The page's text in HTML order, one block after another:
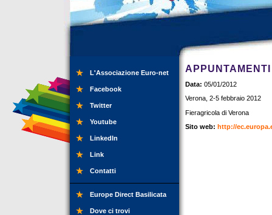
L'Associazione Euro-net
Facebook
Twitter
Youtube
LinkedIn
Link
Contatti
Europe Direct Basilicata
Dove ci trovi
Data: 05/01/2012
Verona, 2-5 febbraio 2012
Fieragricola di Verona
Sito web: http://